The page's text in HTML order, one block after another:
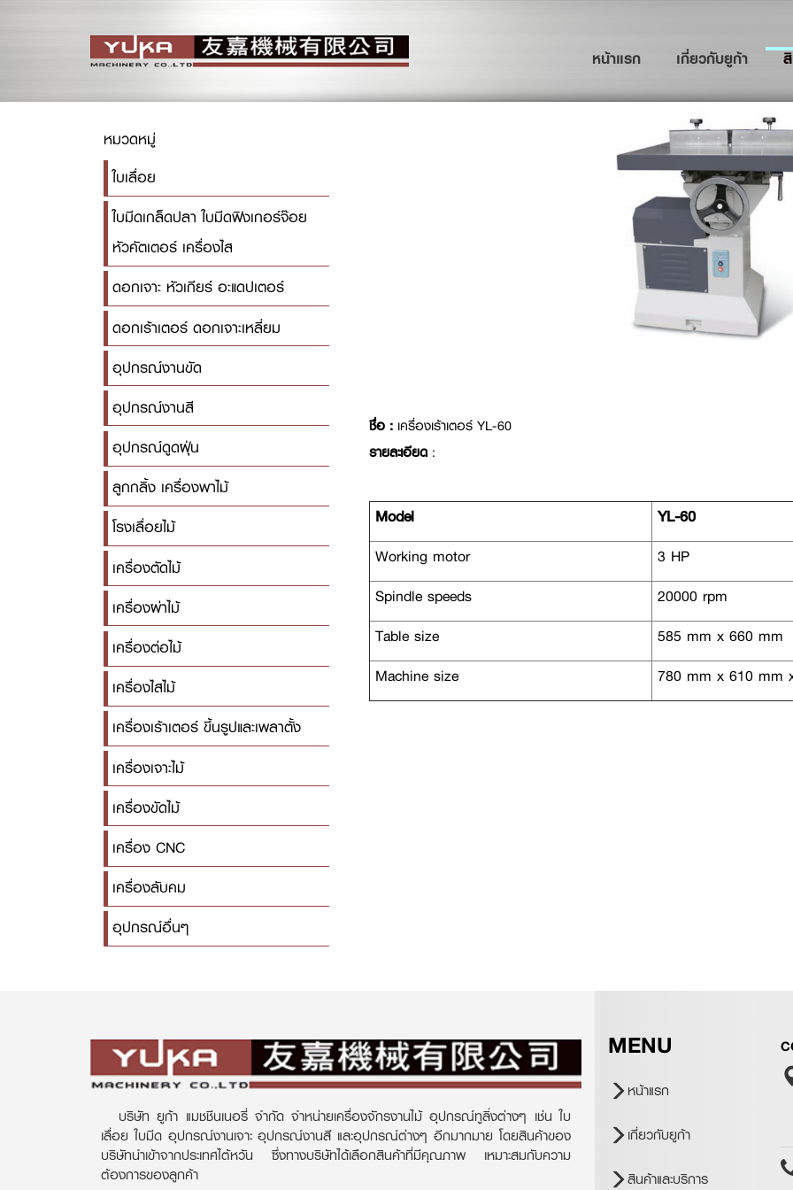
หน้าแรก(current)เกี่ยวกับยูก้า
หมวดหมู่
ใบเลื่อย
ใบมีดเกล็ดปลา ใบมีดฟิงเกอร์จ๊อย
หัวคัตเตอร์ เครื่องไส
ดอกเจาะ หัวเกียร์ อะแดปเตอร์
ดอกเร้าเตอร์ ดอกเจาะเหลี่ยม
อุปกรณ์งานขัด
อุปกรณ์งานสี
อุปกรณ์ดูดฝุ่น
ลูกกลิ้ง เครื่องพาไม้
โรงเลื่อยไม้
เครื่องตัดไม้
เครื่องผ่าไม้
เครื่องต่อไม้
เครื่องไสไม้
เครื่องเร้าเตอร์ ขึ้นรูปและเพลาตั้ง
เครื่องเจาะไม้
เครื่องขัดไม้
เครื่อง CNC
เครื่องลับคม
อุปกรณ์อื่นๆ
ชื่อ : เครื่องเร้าเตอร์ YL-60
รายละเอียด :
Model
YL-60
Working motor
3 HP
Spindle speeds
20000 rpm
Table size
585 mm x 660 mm
Machine size
780 mm x 610 mm
บริษัท ยูก้า แมชชีนเนอรี่ จำกัด จำหน่ายเครื่องจักรงานไม้ อุปกรณ์ทูลิ่งต่างๆ เช่น ใบ
เลื่อย ใบมีด อุปกรณ์งานเจาะ อุปกรณ์งานสี และอุปกรณ์ต่างๆ อีกมากมาย โดยสินค้าของ
บริษัทนำเข้าจากประเทศไต้หวัน ซึ่งทางบริษัทได้เลือกสินค้าที่มีคุณภาพ เหมาะสมกับความ
ต้องการของลูกค้า
MENU
หน้าแรก
เกี่ยวกับยูก้า
สินค้าและบริการ